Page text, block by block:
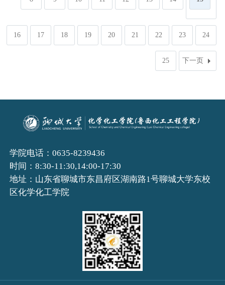
16 17 18 19 20 21 22 23 24
25 下一页
学院电话：0635-8239436
时间：8:30-11:30,14:00-17:30
地址：山东省聊城市东昌府区湖南路1号聊城大学东校
区化学化工学院